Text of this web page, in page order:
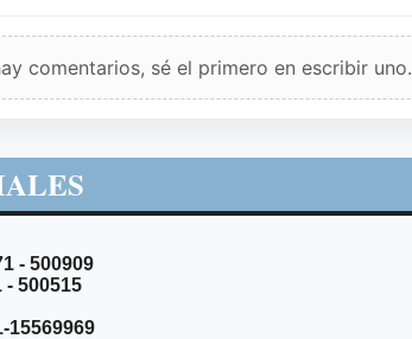
comentarios, sé el primero en escribir uno.
- 500909
15569969